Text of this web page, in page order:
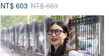
NT$ 603 NT$ 669